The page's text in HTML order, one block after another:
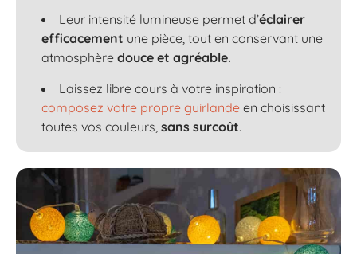
Leur intensité lumineuse permet d’éclairer
efficacement une pièce, tout en conservant une
atmosphère douce et agréable.
Laissez libre cours à votre inspiration :
composez votre propre guirlande en choisissant
toutes vos couleurs, sans surcoût.